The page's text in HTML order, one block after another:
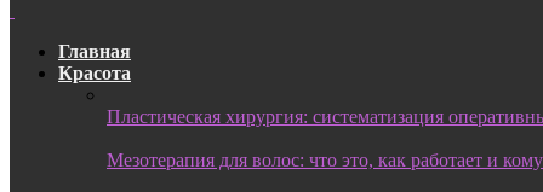
Главная
Красота
Пластическая хирургия: систематизация
Мезотерапия для волос: что это, как работает и